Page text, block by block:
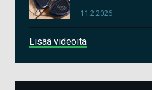
11.2.2026
Lisää videoita